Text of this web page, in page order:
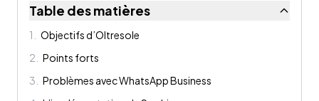
Table des matières
1
Objectifs d’Oltresole
2
Points forts
3
Problèmes avec WhatsApp Business